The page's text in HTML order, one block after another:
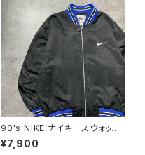
90's NIKE ナイキ スウォッシ
ュ 刺繍ワンポイント バック刺
繍 ラインリブ ブラック×ネイ
¥7,900